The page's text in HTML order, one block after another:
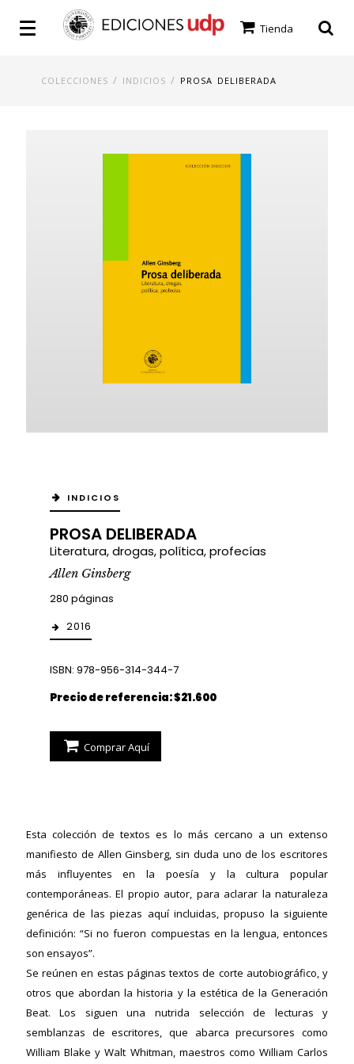
Tienda
COLECCIONES / INDICIOS / PROSA DELIBERADA
INDICIOS
PROSA DELIBERADA
Literatura, drogas, política, profecías
Allen Ginsberg
280 páginas
2016
ISBN: 978-956-314-344-7
Precio de referencia: $21.600
Comprar Aquí
Esta colección de textos es lo más cercano a un extenso
manifiesto de Allen Ginsberg, sin duda uno de los escritores
más influyentes en la poesía y la cultura popular
contemporáneas. El propio autor, para aclarar la naturaleza
genérica de las piezas aquí incluidas, propuso la siguiente
definición: “Si no fueron compuestas en la lengua, entonces
son ensayos”.
Se reúnen en estas páginas textos de corte autobiográfico, y
otros que abordan la historia y la estética de la Generación
Beat. Los siguen una nutrida selección de lecturas y
semblanzas de escritores, que abarca precursores como
William Blake y Walt Whitman, maestros como William Carlos